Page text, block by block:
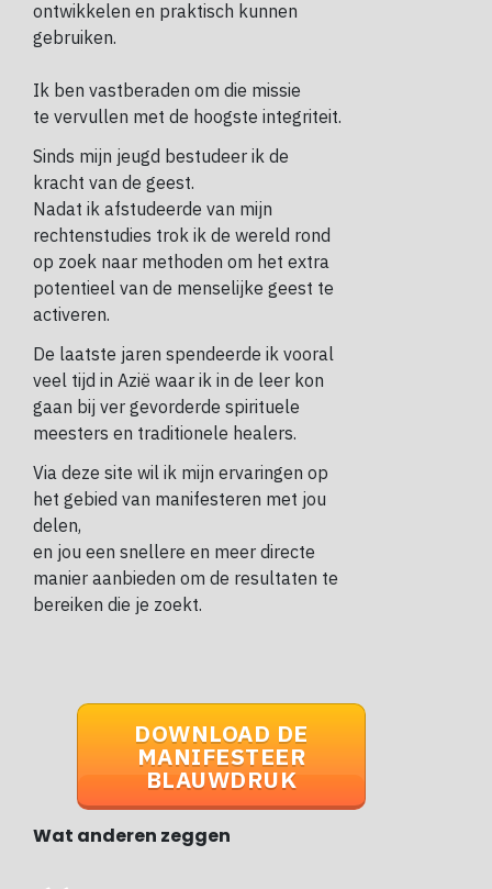
ontwikkelen en praktisch kunnen
gebruiken.
Ik ben vastberaden om die missie
te vervullen met de hoogste integriteit.
Sinds mijn jeugd bestudeer ik de
kracht van de geest.
Nadat ik afstudeerde van mijn
rechtenstudies trok ik de wereld rond
op zoek naar methoden om het extra
potentieel van de menselijke geest te
activeren.
De laatste jaren spendeerde ik vooral
veel tijd in Azië waar ik in de leer kon
gaan bij ver gevorderde spirituele
meesters en traditionele healers.
Via deze site wil ik mijn ervaringen op
het gebied van manifesteren met jou
delen,
en jou een snellere en meer directe
manier aanbieden om de resultaten te
bereiken die je zoekt.
DOWNLOAD DE
MANIFESTEER
BLAUWDRUK
Wat anderen zeggen